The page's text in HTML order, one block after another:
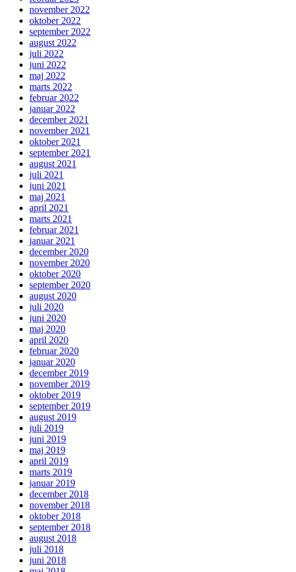
november 2022
oktober 2022
september 2022
august 2022
juli 2022
juni 2022
maj 2022
marts 2022
februar 2022
januar 2022
december 2021
november 2021
oktober 2021
september 2021
august 2021
juli 2021
juni 2021
maj 2021
april 2021
marts 2021
februar 2021
januar 2021
december 2020
november 2020
oktober 2020
september 2020
august 2020
juli 2020
juni 2020
maj 2020
april 2020
februar 2020
januar 2020
december 2019
november 2019
oktober 2019
september 2019
august 2019
juli 2019
juni 2019
maj 2019
april 2019
marts 2019
januar 2019
december 2018
november 2018
oktober 2018
september 2018
august 2018
juli 2018
juni 2018